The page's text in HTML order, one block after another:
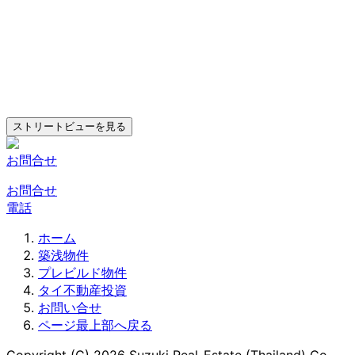
お問合せ
お問合せ
電話
ホーム
築浅物件
プレビルド物件
タイ不動産投資
お問い合せ
ページ最上部へ戻る